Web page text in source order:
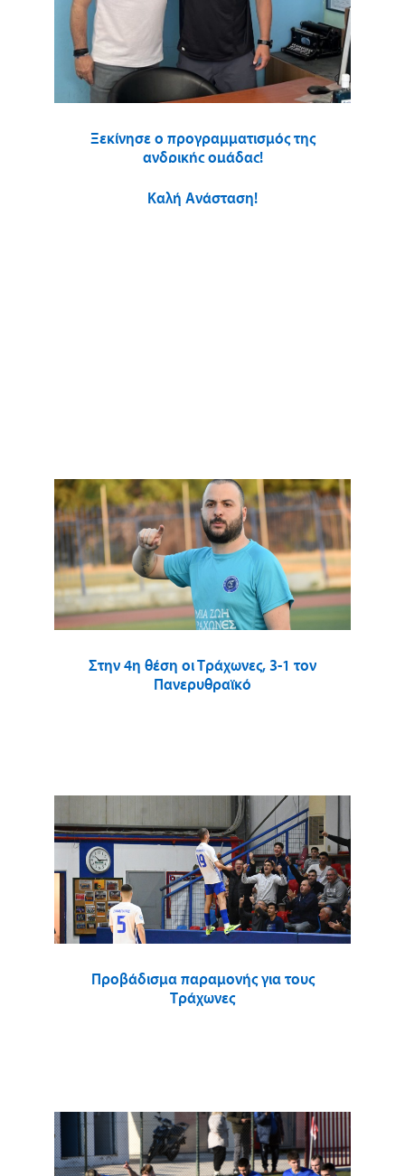
Ξεκίνησε ο προγραμματισμός της
ανδρικής ομάδας!
Καλή Ανάσταση!
Στην 4η θέση οι Τράχωνες, 3-1 τον
Πανερυθραϊκό
Προβάδισμα παραμονής για τους
Τράχωνες